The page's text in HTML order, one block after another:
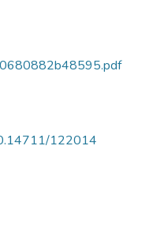
122014